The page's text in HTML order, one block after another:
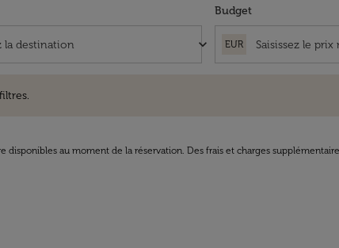
keyboard_arrow_down
Budget
EUR
au moment de la réservation. Des frais et charges